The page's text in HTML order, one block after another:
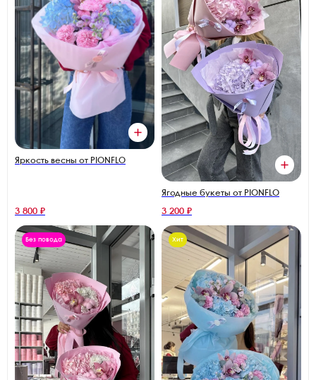
Яркость весны от PIONFLO
3 800 ₽
Ягодные букеты от PIONFLO
3 200 ₽
Без повода Хит